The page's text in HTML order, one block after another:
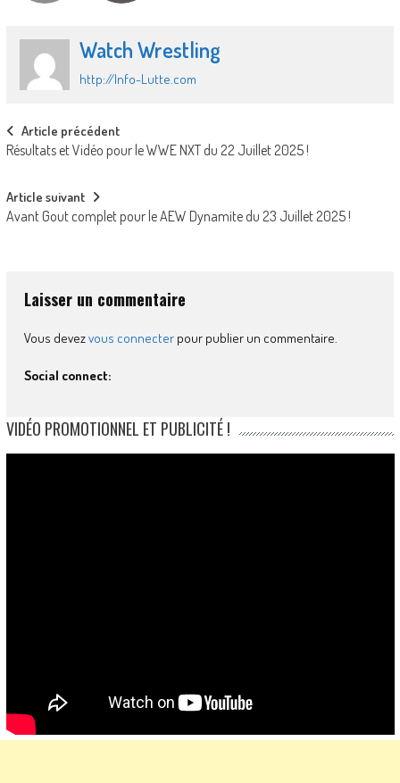
Watch Wrestling
http://Info-Lutte.com
Post
navigation
Article précédent
Résultats et Vidéo pour le WWE NXT du 22 Juillet 2025 !
Article suivant
Avant Gout complet pour le AEW Dynamite du 23 Juillet 2025 !
Laisser un commentaire
Vous devezvous connecterpour publier un commentaire.
Social connect:
VIDÉO PROMOTIONNEL ET PUBLICITÉ !